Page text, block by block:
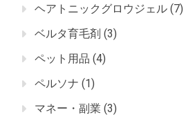
ヘアトニックグロウジェル (7)
ベルタ育毛剤 (3)
ペット用品 (4)
ペルソナ (1)
マネー・副業 (3)